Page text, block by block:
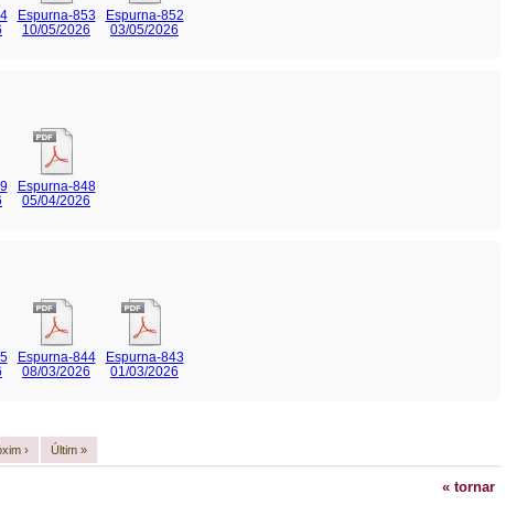
Espurna-853
10/05/2026
Espurna-852
03/05/2026
Espurna-848
05/04/2026
Espurna-844
08/03/2026
Espurna-843
01/03/2026
› Últim »
« tornar